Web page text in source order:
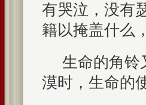
有哭泣，没有
籍以掩盖什么
生命的角铃
漠时，生命的